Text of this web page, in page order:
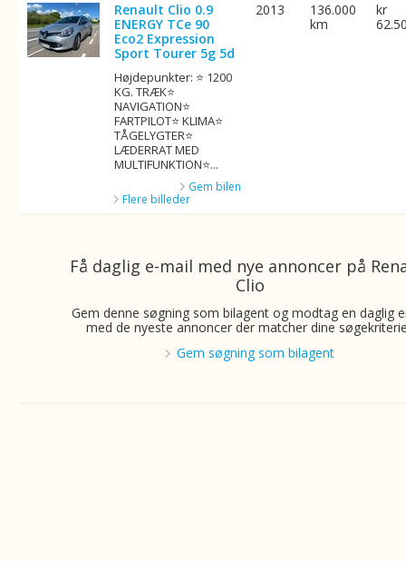
Renault Clio 0.9
ENERGY TCe 90
Eco2 Expression
Sport Tourer 5g 5d
Højdepunkter: ⭐ 1200
KG. TRÆK⭐
NAVIGATION⭐
FARTPILOT⭐ KLIMA⭐
TÅGELYGTER⭐
LÆDERRAT MED
MULTIFUNKTION⭐...
Gem bilen
Flere billeder
2013
136.000
km
kr
Få daglig e-mail med nye annoncer på
Clio
Gem denne søgning som bilagent og modtag en daglig
med de nyeste annoncer der matcher dine
Gem søgning som bilagent